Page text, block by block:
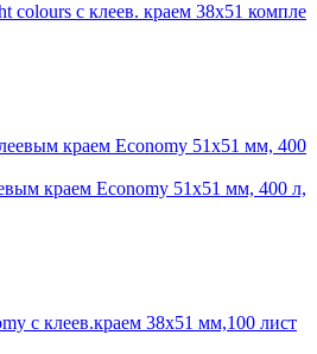
с клеев. краем 38x51 компле
краем Economy 51x51 мм, 400 л,